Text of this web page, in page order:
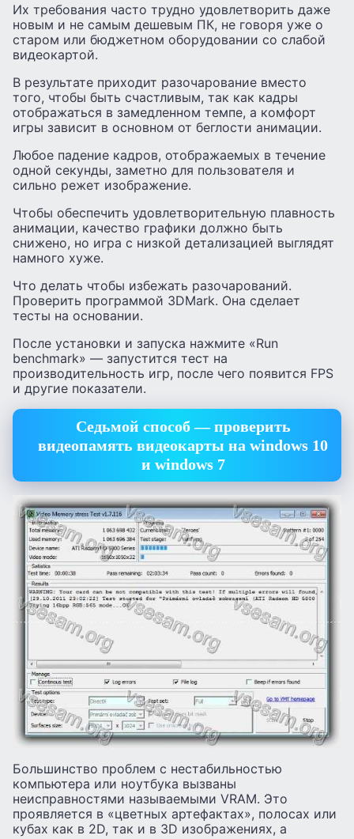
Их требования часто трудно удовлетворить даже
новым и не самым дешевым ПК, не говоря уже о
старом или бюджетном оборудовании со слабой
видеокартой.
В результате приходит разочарование вместо
того, чтобы быть счастливым, так как кадры
отображаться в замедленном темпе, а комфорт
игры зависит в основном от беглости анимации.
Любое падение кадров, отображаемых в течение
одной секунды, заметно для пользователя и
сильно режет изображение.
Чтобы обеспечить удовлетворительную плавность
анимации, качество графики должно быть
снижено, но игра с низкой детализацией выглядят
намного хуже.
Что делать чтобы избежать разочарований.
Проверить программой 3DMark. Она сделает
тесты на основании.
После установки и запуска нажмите «Run
benchmark» — запустится тест на
производительность игр, после чего появится FPS
и другие показатели.
Седьмой способ — проверить
видеопамять видеокарты на windows 10
и windows 7
Большинство проблем с нестабильностью
компьютера или ноутбука вызваны
неисправностями называемыми VRAM. Это
проявляется в «цветных артефактах», полосах или
кубах как в 2D, так и в 3D изображениях, а